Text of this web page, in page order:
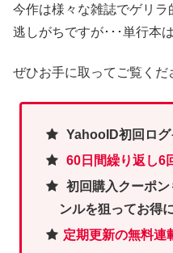
今作は様々な雑誌でゲリ
逃しがちですが･･･単行本
ぜひお手に取ってご覧くだ
YahooID初回ログ
60日間繰り返し6
初回購入クーポ
ンルを狙ってお得
定期更新の無料連